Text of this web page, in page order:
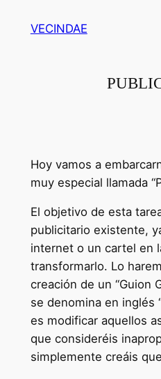
VECINDAE
Hoy vamos a
muy especial llamada
El objetivo de esta
publicitario existente,
internet o un cartel en
transformarlo. Lo
creación de un “Guion
se denomina en inglés
es modificar aquellos
que consideréis
simplemente creáis